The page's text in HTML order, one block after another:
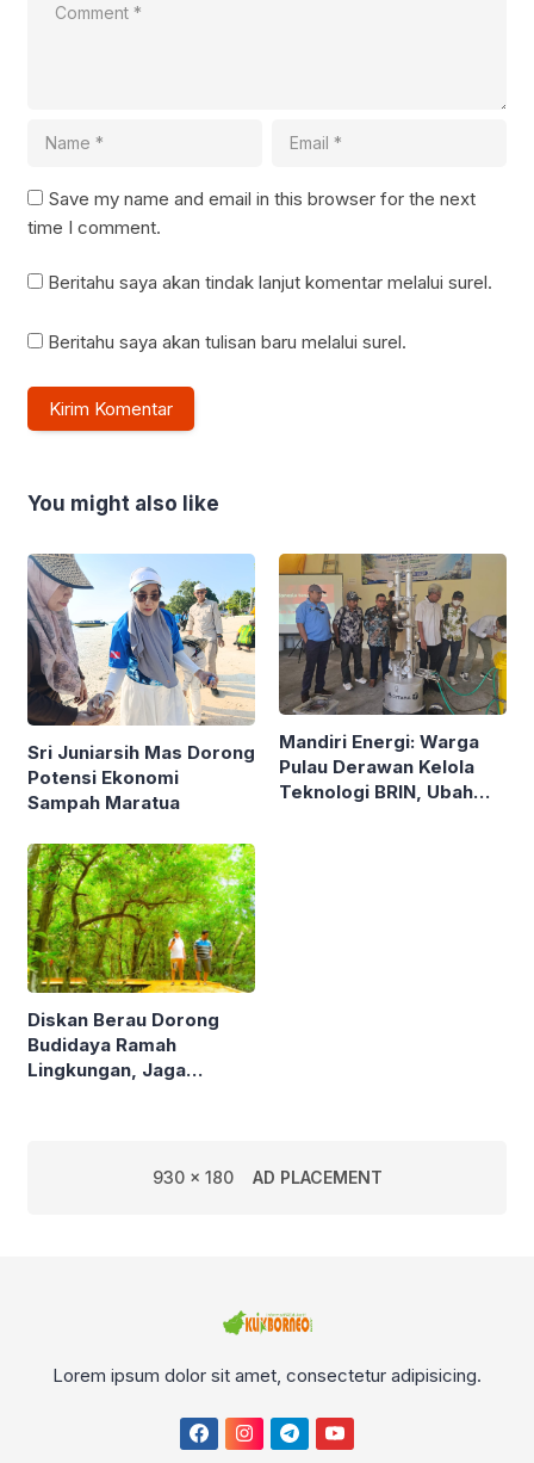
Save my name and email in this browser for the next
time I comment.
Beritahu saya akan tindak lanjut komentar melalui surel.
Beritahu saya akan tulisan baru melalui surel.
You might also like
Sri Juniarsih Mas Dorong
Potensi Ekonomi
Sampah Maratua
Mandiri Energi: Warga
Pulau Derawan Kelola
Teknologi BRIN, Ubah
Diskan Berau Dorong
Budidaya Ramah
Lingkungan, Jaga
930 x 180 AD PLACEMENT
Lorem ipsum dolor sit amet, consectetur adipisicing.